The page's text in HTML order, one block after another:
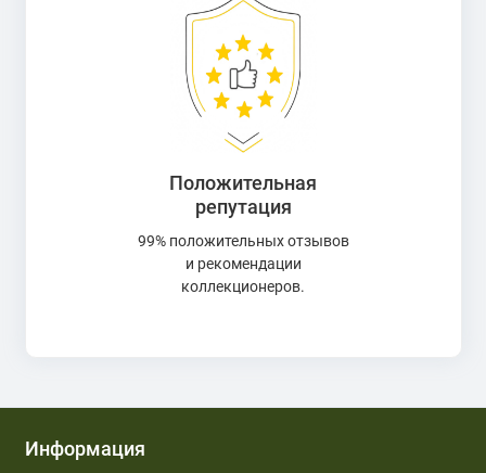
Положительная
репутация
99% положительных отзывов
и рекомендации
коллекционеров.
Информация